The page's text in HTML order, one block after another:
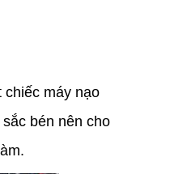
máy nạo
bén nên cho